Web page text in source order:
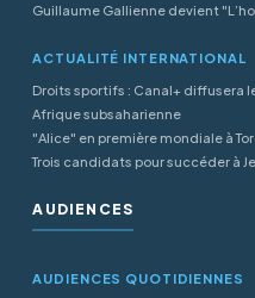
Guillaume Gallienne devient
ACTUALITÉ INTERNATIONAL
Droits sportifs : Canal+ diffusera
Afrique subsaharienne
"Alice" en première mondiale à
Trois candidats pour succéder à
AUDIENCES
AUDIENCES QUOTIDIENNES